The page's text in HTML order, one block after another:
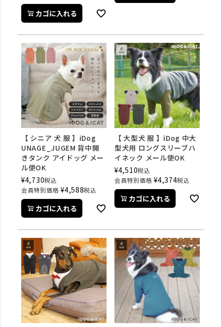
カゴに入れる
【 シニア 犬 服 】iDog
UNAGE_JUGEM 背中開
きタンク アイドッグ メー
ル便OK
¥4,730税込
会員特別価格 ¥4,588税込
カゴに入れる
【 大型犬 服 】iDog 中大
型犬用 ロングスリーブハ
イネック メール便OK
¥4,510税込
会員特別価格 ¥4,374税込
カゴに入れる